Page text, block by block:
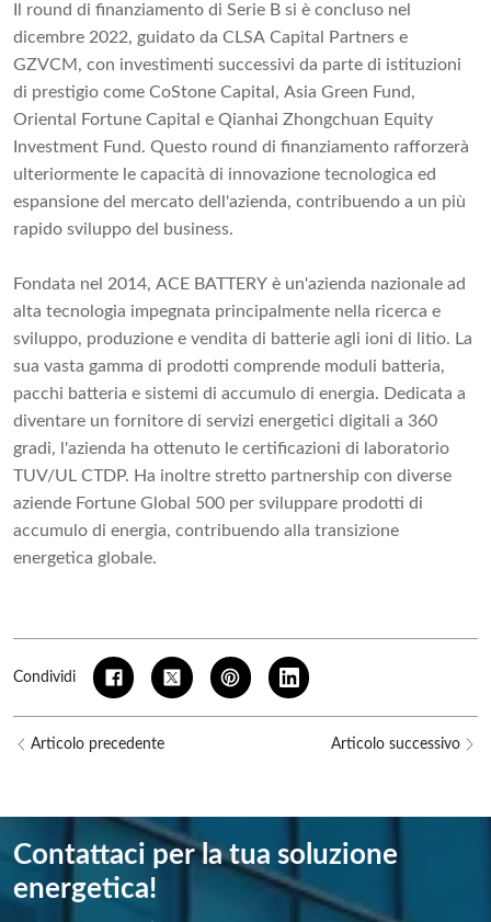
Il round di finanziamento di Serie B si è concluso nel
dicembre 2022, guidato da CLSA Capital Partners e
GZVCM, con investimenti successivi da parte di istituzioni
di prestigio come CoStone Capital, Asia Green Fund,
Oriental Fortune Capital e Qianhai Zhongchuan Equity
Investment Fund. Questo round di finanziamento rafforzerà
ulteriormente le capacità di innovazione tecnologica ed
espansione del mercato dell'azienda, contribuendo a un più
rapido sviluppo del business.
Fondata nel 2014, ACE BATTERY è un'azienda nazionale ad
alta tecnologia impegnata principalmente nella ricerca e
sviluppo, produzione e vendita di batterie agli ioni di litio. La
sua vasta gamma di prodotti comprende moduli batteria,
pacchi batteria e sistemi di accumulo di energia. Dedicata a
diventare un fornitore di servizi energetici digitali a 360
gradi, l'azienda ha ottenuto le certificazioni di laboratorio
TUV/UL CTDP. Ha inoltre stretto partnership con diverse
aziende Fortune Global 500 per sviluppare prodotti di
accumulo di energia, contribuendo alla transizione
energetica globale.
Condividi
Articolo precedente Articolo successivo
Contattaci per la tua soluzione
energetica!